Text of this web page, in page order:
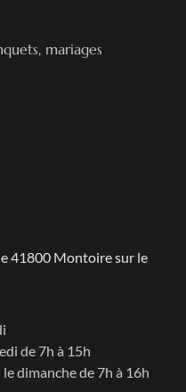
mariages
41800 Montoire sur le
de 7h à 15h
dimanche de 7h à 16h